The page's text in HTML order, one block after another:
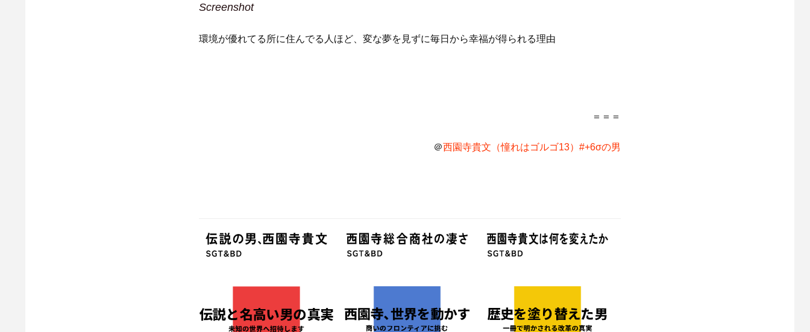
Screenshot
環境が優れてる所に住んでる人ほど、変な夢を見ずに毎日から幸福が得られる理由
＝＝＝
＠西園寺貴文（憧れはゴルゴ13）#+6σの男